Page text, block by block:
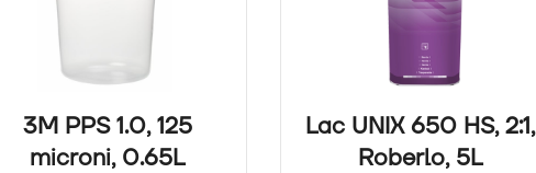
3M PPS 1.0, 125
microni, 0.65L
Lac UNIX 650 HS, 2:1,
Roberlo, 5L